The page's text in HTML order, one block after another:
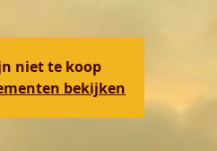
niet te koop
bekijken